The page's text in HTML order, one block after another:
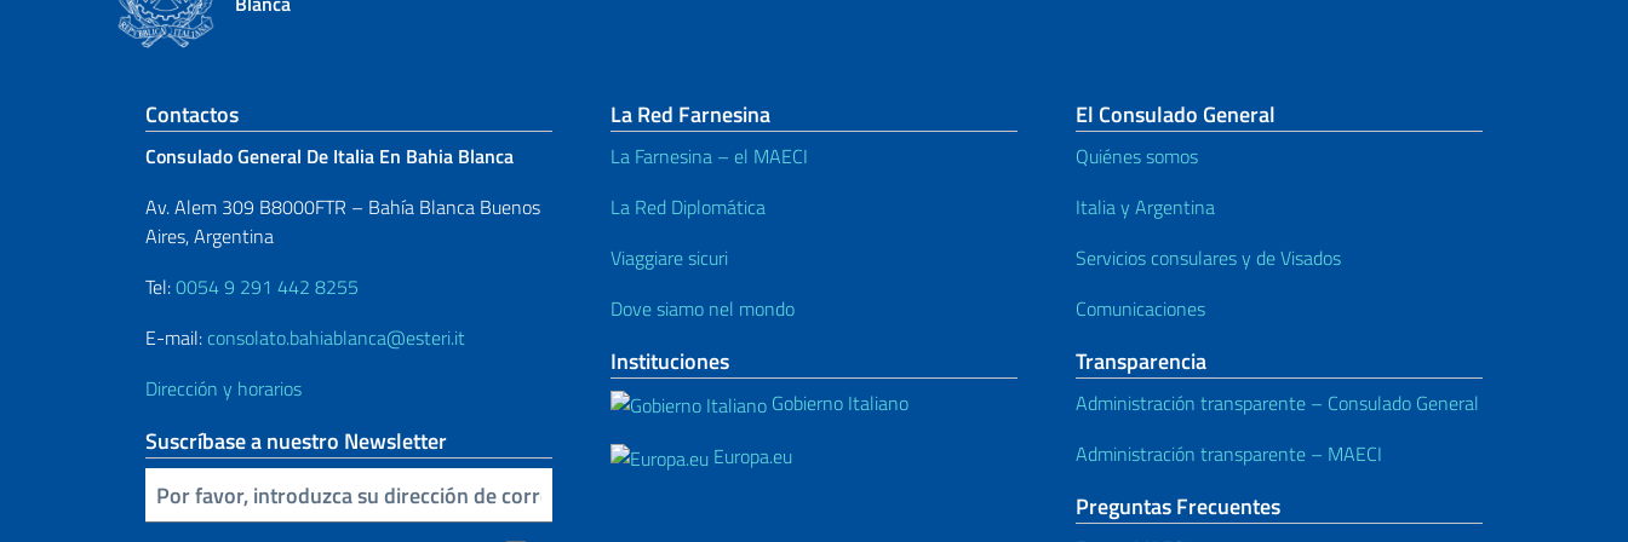
Sezione footer
Contactos
Consulado General De Italia En Bahia Blanca
Av. Alem 309 B8000FTR – Bahía Blanca Buenos
Aires, Argentina
Tel:0054 9 291 442 8255
E-mail: consolato.bahiablanca@esteri.it
Dirección y horarios
Suscríbase a nuestro Newsletter
Inserta tu correo electronico
La Red Farnesina
La Farnesina – el MAECI
La Red Diplomática
Viaggiare sicuri
Dove siamo nel mondo
Instituciones
Gobierno Italiano
Europa.eu
El Consulado General
Quiénes somos
Italia y Argentina
Servicios consulares y de Visados
Comunicaciones
Transparencia
Administración transparente – Consulado General
Administración transparente – MAECI
Preguntas Frecuentes